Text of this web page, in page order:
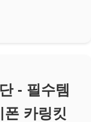
- 필수템
폰 카링킷